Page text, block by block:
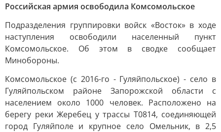
Российская армия освободила Комсомольское
Подразделения группировки войск «Восток» в ходе
наступления освободили населенный пункт
Комсомольское. Об этом в сводке сообщает
Минобороны.
Комсомольское (с 2016-го - Гуляйпольское) - село в
Гуляйпольском районе Запорожской области с
населением около 1000 человек. Расположено на
берегу реки Жеребец у трассы Т0814, соединяющей
город Гуляйполе и крупное село Омельник, в 2,5